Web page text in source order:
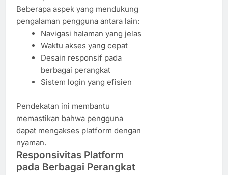
Beberapa aspek yang mendukung
pengalaman pengguna antara lain:
Navigasi halaman yang jelas
Waktu akses yang cepat
Desain responsif pada
berbagai perangkat
Sistem login yang efisien
Pendekatan ini membantu
memastikan bahwa pengguna
dapat mengakses platform dengan
nyaman.
Responsivitas Platform
pada Berbagai Perangkat